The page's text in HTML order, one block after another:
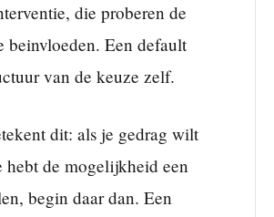
die proberen de
beinvloeden. Een default
van de keuze zelf.
dit: als je gedrag wilt
hebt de mogelijkheid een
begin daar dan. Een